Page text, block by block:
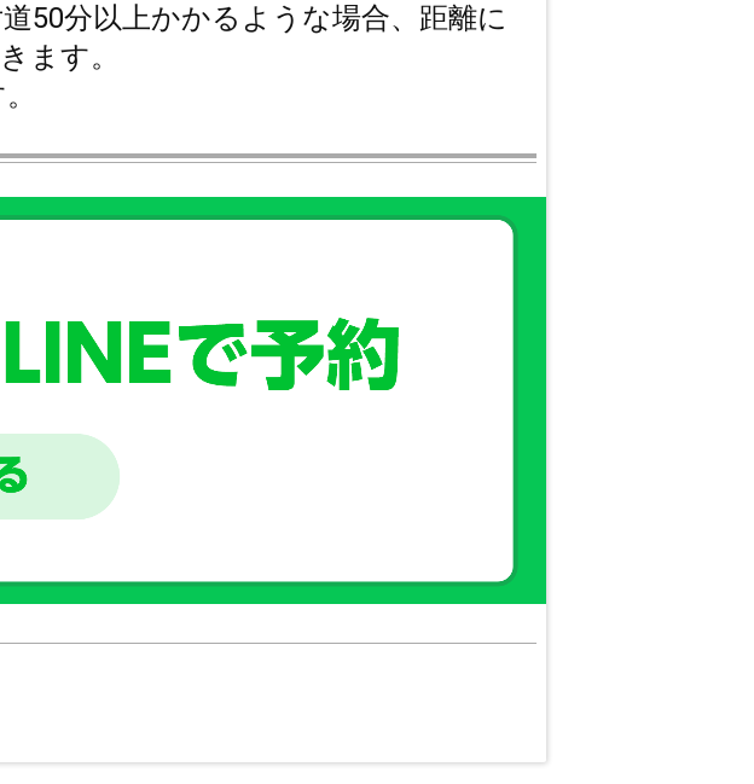
50分以上かかるような場合、距離に
ます。